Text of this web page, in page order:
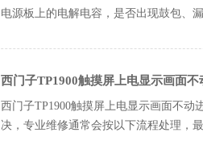
电源板上的电解电容，是否出现鼓包、
西门子TP1900触摸屏上电显示画面不
西门子TP1900触摸屏上电显示画面不
决，专业维修通常会按以下流程处理，